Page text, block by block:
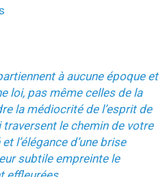
à aucune époque et
loi, pas même celles de la
la médiocrité de l’esprit de
le chemin de votre
l’élégance d’une brise
subtile empreinte le